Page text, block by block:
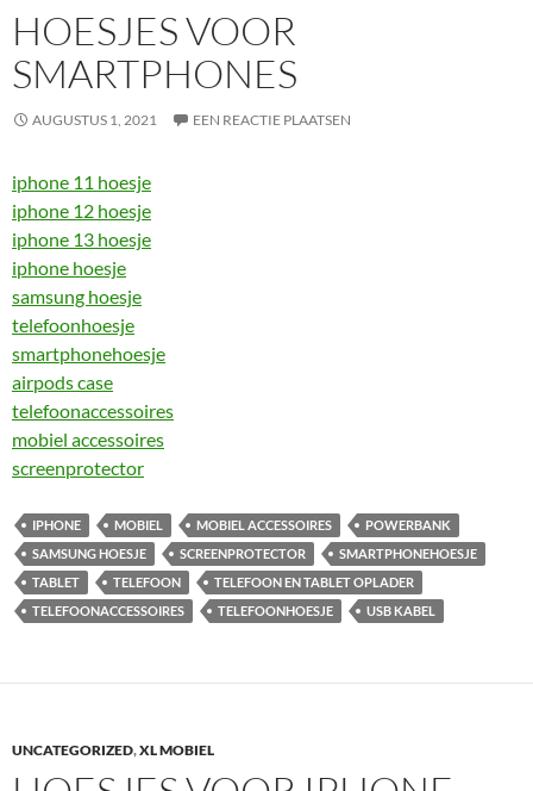
HOESJES VOOR
SMARTPHONES
AUGUSTUS 1, 2021 EEN REACTIE PLAATSEN
iphone 11 hoesje
iphone 12 hoesje
iphone 13 hoesje
iphone hoesje
samsung hoesje
telefoonhoesje
smartphonehoesje
airpods case
telefoonaccessoires
mobiel accessoires
screenprotector
IPHONE MOBIEL MOBIEL ACCESSOIRES
POWERBANK
SAMSUNG HOESJE
SCREENPROTECTOR
SMARTPHONEHOESJE
TABLET
TELEFOON
TELEFOON EN TABLET OPLADER
TELEFOONACCESSOIRES
TELEFOONHOESJE USB KABEL
UNCATEGORIZED,XL MOBIEL